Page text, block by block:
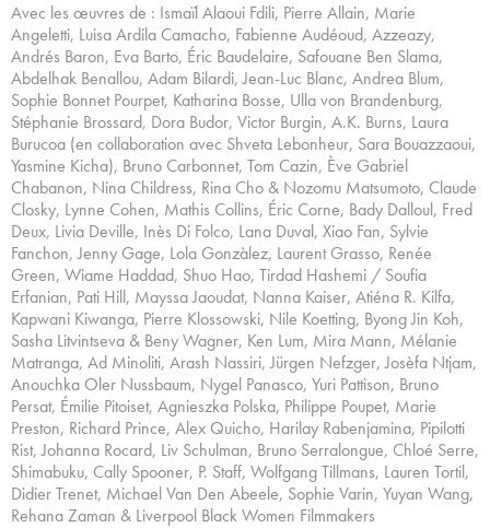
Avec les œuvres de : Ismaïl Alaoui Fdili, Pierre Allain, Marie
Angeletti, Luisa Ardila Camacho, Fabienne Audéoud, Azzeazy,
Andrés Baron, Eva Barto, Éric Baudelaire, Safouane Ben Slama,
Abdelhak Benallou, Adam Bilardi, Jean-Luc Blanc, Andrea Blum,
Sophie Bonnet Pourpet, Katharina Bosse, Ulla von Brandenburg,
Stéphanie Brossard, Dora Budor, Victor Burgin, A.K. Burns, Laura
Burucoa (en collaboration avec Shveta Lebonheur, Sara Bouazzaoui,
Yasmine Kicha), Bruno Carbonnet, Tom Cazin, Ève Gabriel
Chabanon, Nina Childress, Rina Cho & Nozomu Matsumoto, Claude
Closky, Lynne Cohen, Mathis Collins, Éric Corne, Bady Dalloul, Fred
Deux, Livia Deville, Inès Di Folco, Lana Duval, Xiao Fan, Sylvie
Fanchon, Jenny Gage, Lola Gonzàlez, Laurent Grasso, Renée
Green, Wiame Haddad, Shuo Hao, Tirdad Hashemi / Soufia
Erfanian, Pati Hill, Mayssa Jaoudat, Nanna Kaiser, Atiéna R. Kilfa,
Kapwani Kiwanga, Pierre Klossowski, Nile Koetting, Byong Jin Koh,
Sasha Litvintseva & Beny Wagner, Ken Lum, Mira Mann, Mélanie
Matranga, Ad Minoliti, Arash Nassiri, Jürgen Nefzger, Josèfa Ntjam,
Anouchka Oler Nussbaum, Nygel Panasco, Yuri Pattison, Bruno
Persat, Émilie Pitoiset, Agnieszka Polska, Philippe Poupet, Marie
Preston, Richard Prince, Alex Quicho, Harilay Rabenjamina, Pipilotti
Rist, Johanna Rocard, Liv Schulman, Bruno Serralongue, Chloé Serre,
Shimabuku, Cally Spooner, P. Staff, Wolfgang Tillmans, Lauren Tortil,
Didier Trenet, Michael Van Den Abeele, Sophie Varin, Yuyan Wang,
Rehana Zaman & Liverpool Black Women Filmmakers